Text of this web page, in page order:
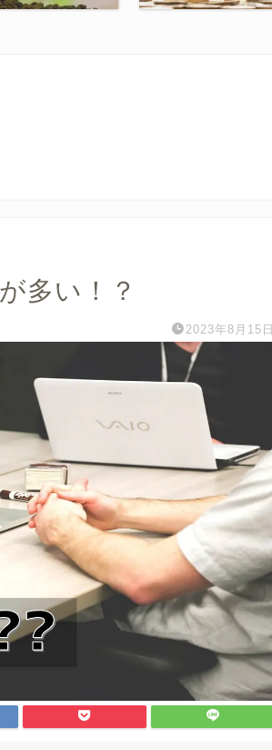
多い！？
2023年8月15日